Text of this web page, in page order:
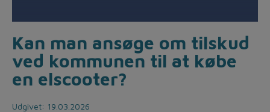
Kan man ansøge om tilskud
ved kommunen til at købe
en elscooter?
Udgivet: 19.03.2026